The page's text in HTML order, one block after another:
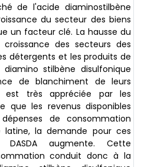
de l'acide diaminostilbène
du secteur des biens
un facteur clé. La hausse du
des secteurs des
détergents et les produits de
stilbène disulfonique
de blanchiment de leurs
est très appréciée par les
que les revenus disponibles
de consommation
la demande pour ces
augmente. Cette
conduit donc à la